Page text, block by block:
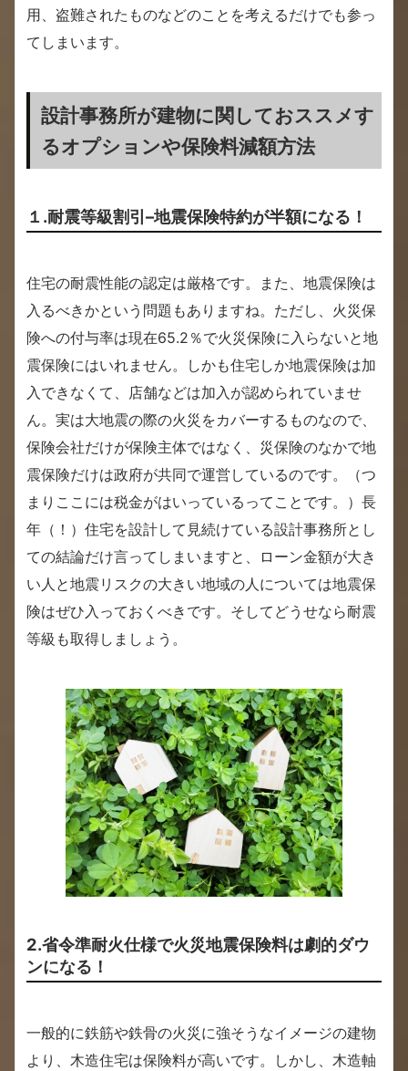
用、盗難されたものなどのことを考えるだけでも参っ
てしまいます。
設計事務所が建物に関しておススメす
るオプションや保険料減額方法
１.耐震等級割引–地震保険特約が半額になる！
住宅の耐震性能の認定は厳格です。また、地震保険は
入るべきかという問題もありますね。ただし、火災保
険への付与率は現在65.2％で火災保険に入らないと地
震保険にはいれません。しかも住宅しか地震保険は加
入できなくて、店舗などは加入が認められていませ
ん。実は大地震の際の火災をカバーするものなので、
保険会社だけが保険主体ではなく、災保険のなかで地
震保険だけは政府が共同で運営しているのです。（つ
まりここには税金がはいっているってことです。）長
年（！）住宅を設計して見続けている設計事務所とし
ての結論だけ言ってしまいますと、ローン金額が大き
い人と地震リスクの大きい地域の人については地震保
険はぜひ入っておくべきです。そしてどうせなら耐震
等級も取得しましょう。
2.省令準耐火仕様で火災地震保険料は劇的ダウ
ンになる！
一般的に鉄筋や鉄骨の火災に強そうなイメージの建物
より、木造住宅は保険料が高いです。しかし、木造軸